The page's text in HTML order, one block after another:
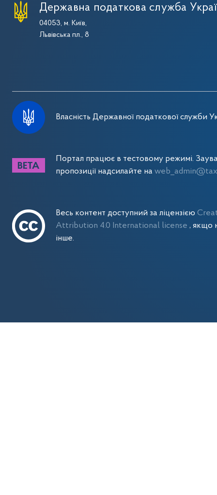
Державна податкова служба
04053, м. Київ,
Львівська пл., 8
Власність Державної податкової служби
Портал працює в тестовому режимі.
пропозиції надсилайте на
Весь контент доступний за ліцензією
Attribution 4.0 International license , якщо
інше.